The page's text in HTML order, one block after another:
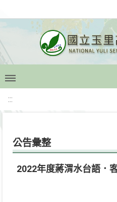
:::
公告彙整
2022年度蔣渭水台語．